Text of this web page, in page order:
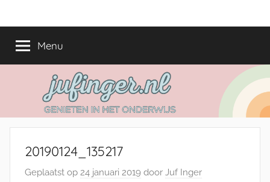
naarjufinger.nl
het
onderwijs
Menu
20190124_135217
Geplaatst op 24 januari 2019 door Juf Inger